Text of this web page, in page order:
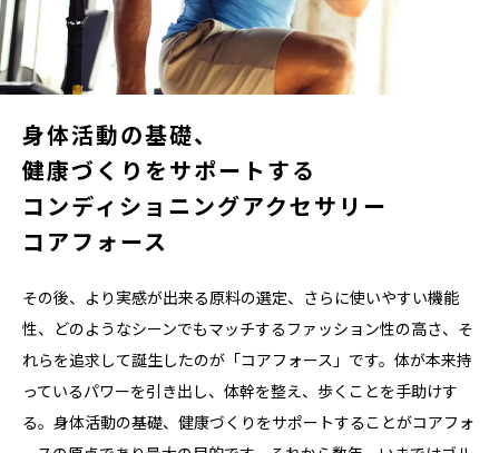
身体活動の基礎、
健康づくりをサポートする
コンディショニングアクセサリー
コアフォース
その後、より実感が出来る原料の選定、さらに使いやすい機能
性、どのようなシーンでもマッチするファッション性の高さ、そ
れらを追求して誕生したのが「コアフォース」です。体が本来持
っているパワーを引き出し、体幹を整え、歩くことを手助けす
る。身体活動の基礎、健康づくりをサポートすることがコアフォ